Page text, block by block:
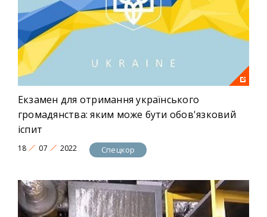
Екзамен для отримання українського
громадянства: яким може бути обов'язковий
іспит
18 07 2022 Спецкор